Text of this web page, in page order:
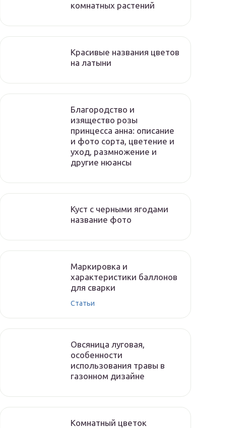
комнатных растений
Красивые названия цветов
на латыни
Благородство и
изящество розы
принцесса анна: описание
и фото сорта, цветение и
уход, размножение и
другие нюансы
Куст с черными ягодами
название фото
Маркировка и
характеристики баллонов
для сварки
Статьи
Овсяница луговая,
особенности
использования травы в
газонном дизайне
Комнатный цветок